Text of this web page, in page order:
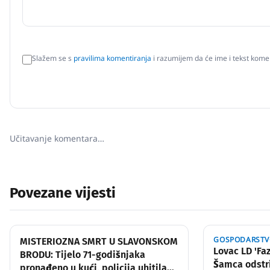
Slažem se s pravilima komentiranja i razumijem da će ime i tekst
Učitavanje komentara…
Povezane vijesti
MISTERIOZNA SMRT U SLAVONSKOM
BRODU: Tijelo 71-godišnjaka
Lovac LD
Šamca